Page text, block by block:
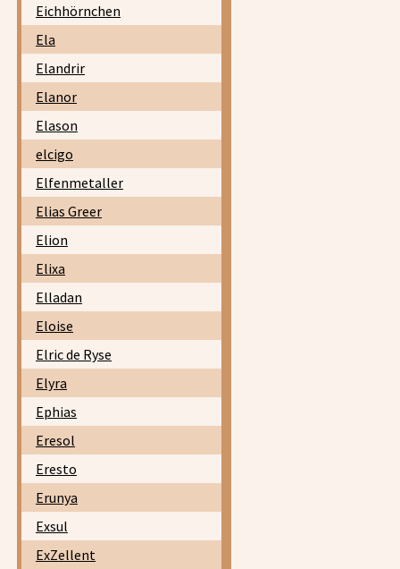
Eichhörnchen
Ela
Elandrir
Elanor
Elason
elcigo
Elfenmetaller
Elias Greer
Elion
Elixa
Elladan
Eloise
Elric de Ryse
Elyra
Ephias
Eresol
Eresto
Erunya
Exsul
ExZellent